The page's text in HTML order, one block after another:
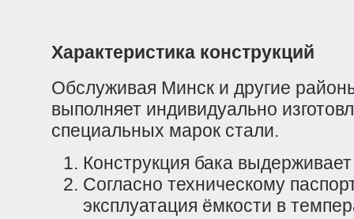
Характеристика конструкций
Обслуживая Минск и другие
выполняет индивидуально
специальных марок стали.
Конструкция бака
Согласно техническому
эксплуатация ёмкости в